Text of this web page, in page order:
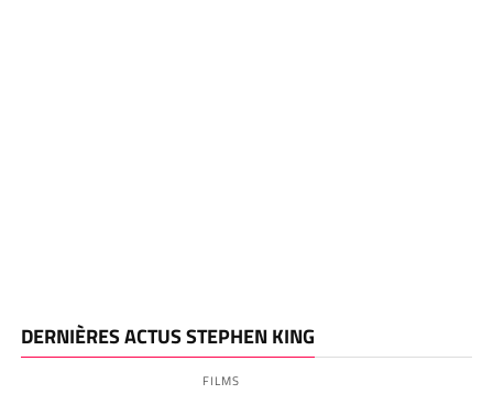
DERNIÈRES ACTUS STEPHEN KING
FILMS